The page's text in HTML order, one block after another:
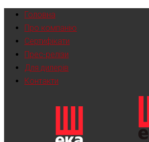
Головна
Про компанію
Сертифікати
Прес-релізи
Для дилерів
Контакти